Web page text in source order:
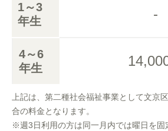
1～3
年生
-
4～6
年生
上記は、第二種社会福祉事業として文京
合の料金となります。
※週3日利用の方は同一月内では曜日を固